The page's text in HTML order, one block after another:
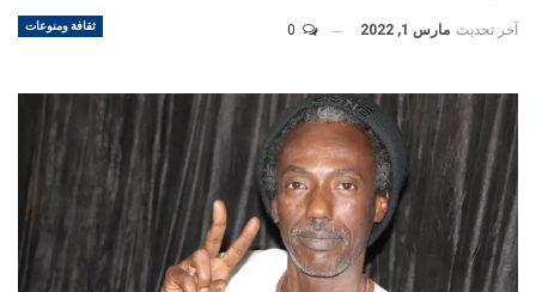
ثقافة ومنوعات آخر تحديث مارس 1, 2022